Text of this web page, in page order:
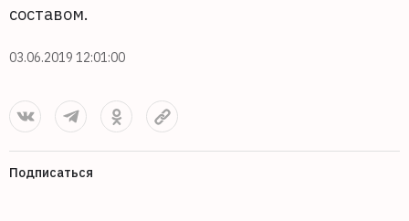
составом.
03.06.2019 12:01:00
Подписаться